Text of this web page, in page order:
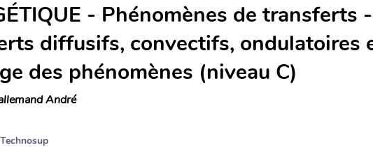
- Phénomènes de transferts -
diffusifs, convectifs, ondulatoires
des phénomènes (niveau C)
André
Technosup